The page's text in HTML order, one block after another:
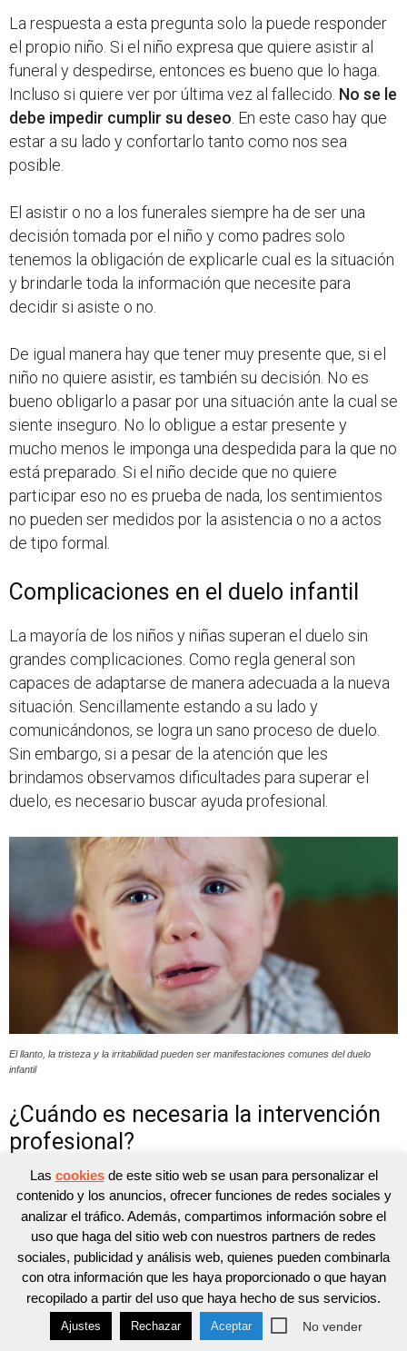
La respuesta a esta pregunta solo la puede responder
el propio niño. Si el niño expresa que quiere asistir al
funeral y despedirse, entonces es bueno que lo haga.
Incluso si quiere ver por última vez al fallecido. No se le
debe impedir cumplir su deseo. En este caso hay que
estar a su lado y confortarlo tanto como nos sea
posible.
El asistir o no a los funerales siempre ha de ser una
decisión tomada por el niño y como padres solo
tenemos la obligación de explicarle cual es la situación
y brindarle toda la información que necesite para
decidir si asiste o no.
De igual manera hay que tener muy presente que, si el
niño no quiere asistir, es también su decisión. No es
bueno obligarlo a pasar por una situación ante la cual se
siente inseguro. No lo obligue a estar presente y
mucho menos le imponga una despedida para la que no
está preparado. Si el niño decide que no quiere
participar eso no es prueba de nada, los sentimientos
no pueden ser medidos por la asistencia o no a actos
de tipo formal.
Complicaciones en el duelo infantil
La mayoría de los niños y niñas superan el duelo sin
grandes complicaciones. Como regla general son
capaces de adaptarse de manera adecuada a la nueva
situación. Sencillamente estando a su lado y
comunicándonos, se logra un sano proceso de duelo.
Sin embargo, si a pesar de la atención que les
brindamos observamos dificultades para superar el
duelo, es necesario buscar ayuda profesional.
El llanto, la tristeza y la irritabilidad pueden ser manifestaciones comunes del duelo
infantil
¿Cuándo es necesaria la intervención
profesional?
La intervención profesional solo será necesaria ante la
presencia de un duelo patológico. Cuando el dolor
moral se prolonga por un periodo de tiempo
considerable y su intensidad o características no se
corresponden con la personalidad previa del niño,
hablamos de un duelo patológico.
Las cookiesde este sitio web se usan para personalizar el
contenido y los anuncios, ofrecer funciones de redes sociales y
analizar el tráfico. Además, compartimos información sobre el
uso que haga del sitio web con nuestros partners de redes
sociales, publicidad y análisis web, quienes pueden combinarla
con otra información que les haya proporcionado o que hayan
recopilado a partir del uso que haya hecho de sus servicios.
Ajustes Rechazar Aceptar No vender